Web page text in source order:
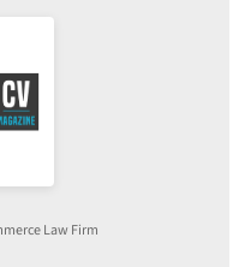
Law Firm